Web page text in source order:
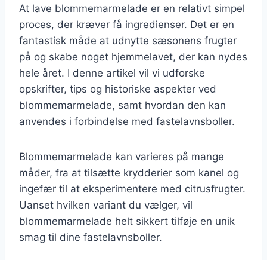
At lave blommemarmelade er en relativt simpel
proces, der kræver få ingredienser. Det er en
fantastisk måde at udnytte sæsonens frugter
på og skabe noget hjemmelavet, der kan nydes
hele året. I denne artikel vil vi udforske
opskrifter, tips og historiske aspekter ved
blommemarmelade, samt hvordan den kan
anvendes i forbindelse med fastelavnsboller.
Blommemarmelade kan varieres på mange
måder, fra at tilsætte krydderier som kanel og
ingefær til at eksperimentere med citrusfrugter.
Uanset hvilken variant du vælger, vil
blommemarmelade helt sikkert tilføje en unik
smag til dine fastelavnsboller.